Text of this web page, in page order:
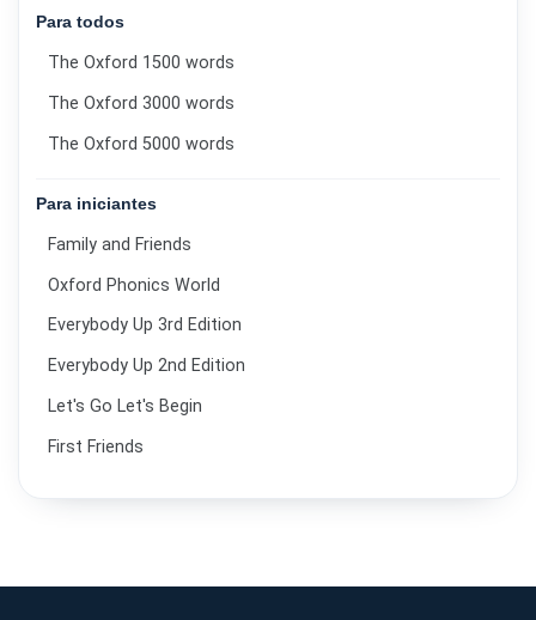
Para todos
The Oxford 1500 words
The Oxford 3000 words
The Oxford 5000 words
Para iniciantes
Family and Friends
Oxford Phonics World
Everybody Up 3rd Edition
Everybody Up 2nd Edition
Let's Go Let's Begin
First Friends